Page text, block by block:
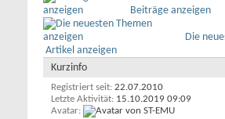
Beiträge anzeigen
Die
Artikel anzeigen
Kurzinfo
Registriert seit 22.07.2010
Letzte Aktivität 15.10.2019 09:09
Avatar